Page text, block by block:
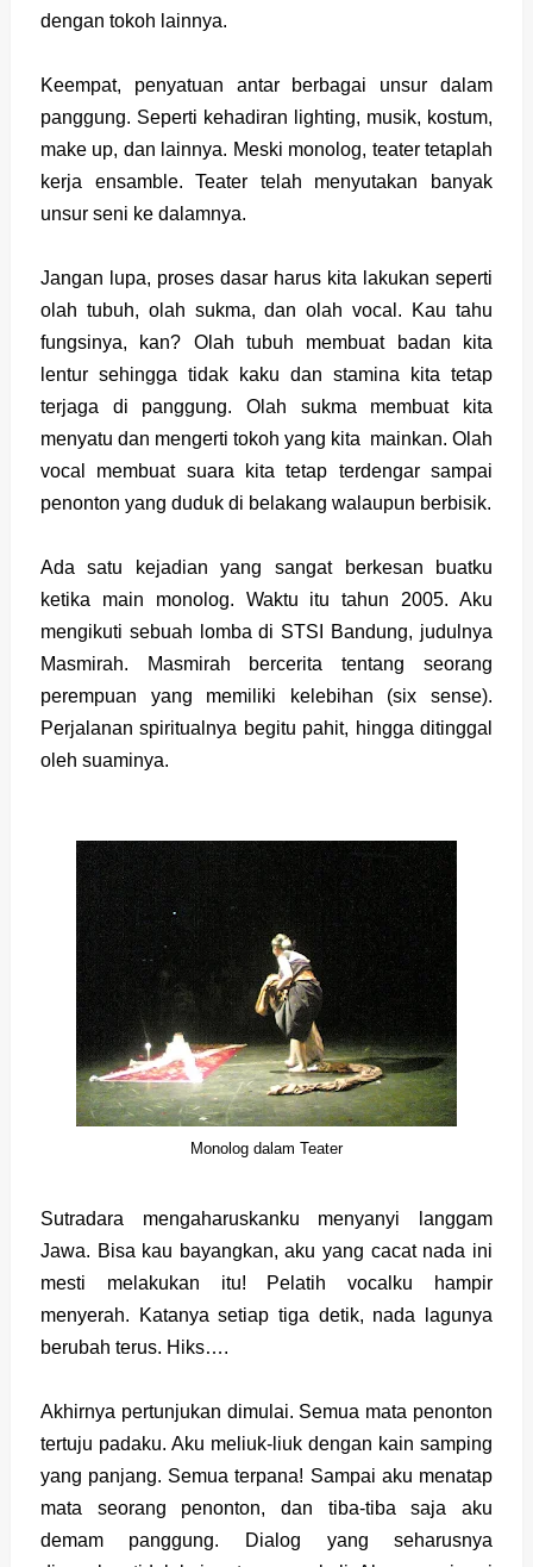
dengan tokoh lainnya.
Keempat, penyatuan antar berbagai unsur dalam
panggung. Seperti kehadiran lighting, musik, kostum,
make up, dan lainnya. Meski monolog, teater tetaplah
kerja ensamble. Teater telah menyutakan banyak
unsur seni ke dalamnya.
Jangan lupa, proses dasar harus kita lakukan seperti
olah tubuh, olah sukma, dan olah vocal. Kau tahu
fungsinya, kan? Olah tubuh membuat badan kita
lentur sehingga tidak kaku dan stamina kita tetap
terjaga di panggung. Olah sukma membuat kita
menyatu dan mengerti tokoh yang kita mainkan. Olah
vocal membuat suara kita tetap terdengar sampai
penonton yang duduk di belakang walaupun berbisik.
Ada satu kejadian yang sangat berkesan buatku
ketika main monolog. Waktu itu tahun 2005. Aku
mengikuti sebuah lomba di STSI Bandung, judulnya
Masmirah. Masmirah bercerita tentang seorang
perempuan yang memiliki kelebihan (six sense).
Perjalanan spiritualnya begitu pahit, hingga ditinggal
oleh suaminya.
Monolog dalam Teater
Sutradara mengaharuskanku menyanyi langgam
Jawa. Bisa kau bayangkan, aku yang cacat nada ini
mesti melakukan itu! Pelatih vocalku hampir
menyerah. Katanya setiap tiga detik, nada lagunya
berubah terus. Hiks….
Akhirnya pertunjukan dimulai. Semua mata penonton
tertuju padaku. Aku meliuk-liuk dengan kain samping
yang panjang. Semua terpana! Sampai aku menatap
mata seorang penonton, dan tiba-tiba saja aku
demam panggung. Dialog yang seharusnya